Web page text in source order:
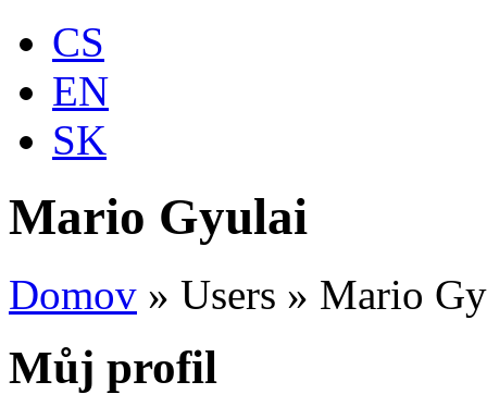
CS
EN
SK
Mario Gyulai
Domov » Users » Mario
Můj profil